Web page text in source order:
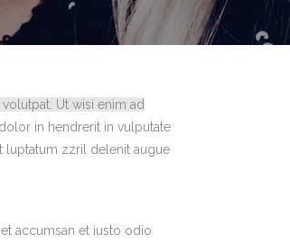
Ut wisi enim ad
in hendrerit in vulputate
luptatum zzril delenit augue
accumsan et iusto odio